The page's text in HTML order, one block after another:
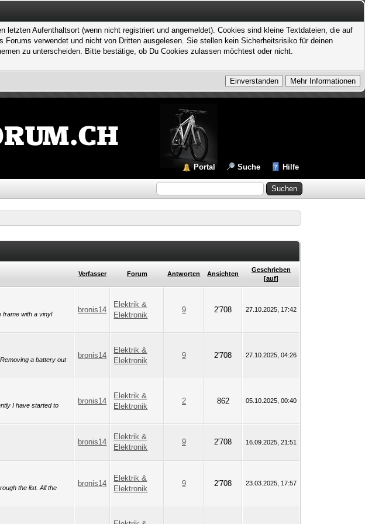
Aufenthaltsort (wenn nicht registriert und angemeldet). Cookies sind kleine Textdateien, die auf
verwendet und nicht von Dritten ausgelesen. Sie stellen kein Sicherheitsrisiko für deinen
zu unterscheiden. Bitte bestätige, ob Du Cookies zulassen möchtest oder nicht.
Portal Suche Hilfe
Verfasser Forum Antworten Ansichten
Geschrieben
[auf]
frame with a vinyl
bronis14
Elektrik &
Elektronik
9 2'708 27.10.2025, 17:42
a battery out
bronis14
Elektrik &
Elektronik
9 2'708 27.10.2025, 04:26
I have started to
bronis14
Elektrik &
Elektronik
2 862 05.10.2025, 00:40
bronis14
Elektrik &
Elektronik
9 2'708 16.09.2025, 21:51
the list. All the
bronis14
Elektrik &
Elektronik
9 2'708 23.03.2025, 17:57